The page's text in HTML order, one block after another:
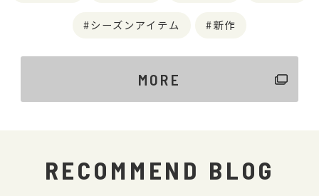
シーズンアイテム 新作
MORE
RECOMMEND BLOG